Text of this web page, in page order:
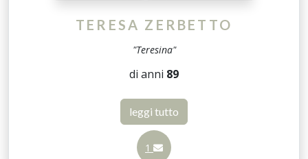
TERESA ZERBETTO
"Teresina"
di anni 89
leggi tutto
1